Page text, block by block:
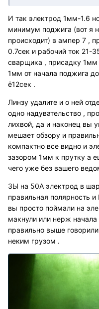
И так электрод 1мм-1.6
минимум поджига (вот я
происходит) в ампер 7 ,
0.7сек и рабочий ток 21-
сварщика , присадку 1мм
1мм от начала поджига
ё12сек .
Линзу удалите и о ней
одно надувательство ,
лихвой, да и наконец вы
мешает обзору и
компактно все видно и
зазором 1мм к прутку а
чего уже без вашего
ЗЫ на 50А электрод в
правильная полярность
вы просто поймали на
макнули или нерж начала
правильно выше
неким грузом .